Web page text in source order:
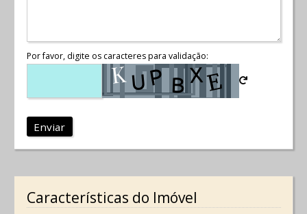
Por favor, digite os caracteres para validação:
Enviar
Características do Imóvel